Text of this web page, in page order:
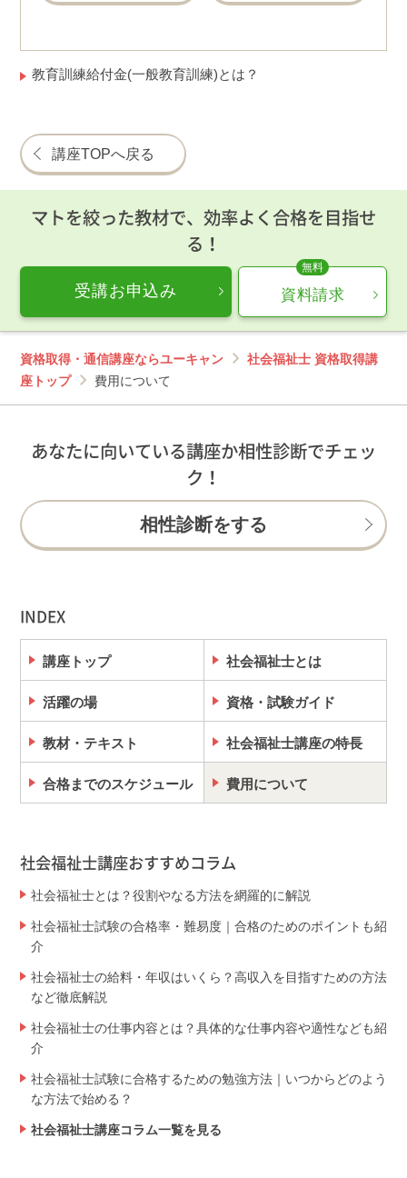
教育訓練給付金(一般教育訓練)とは？
講座TOPへ戻る
マトを絞った教材で、効率よく合格を目指せ
る！
受講お申込み 資料請求
資格取得・通信講座ならユーキャン
社会福祉士 資格取得講
座トップ
費用について
あなたに向いている講座か相性診断でチェッ
ク！
相性診断をする
INDEX
講座トップ 社会福祉士とは
活躍の場 資格・試験ガイド
教材・テキスト 社会福祉士講座の特長
合格までのスケジュール 費用について
社会福祉士講座おすすめコラム
社会福祉士とは？役割やなる方法を網羅的に解説
社会福祉士試験の合格率・難易度｜合格のためのポイントも紹
介
社会福祉士の給料・年収はいくら？高収入を目指すための方法
など徹底解説
社会福祉士の仕事内容とは？具体的な仕事内容や適性なども紹
介
社会福祉士試験に合格するための勉強方法｜いつからどのよう
な方法で始める？
社会福祉士講座コラム一覧を見る